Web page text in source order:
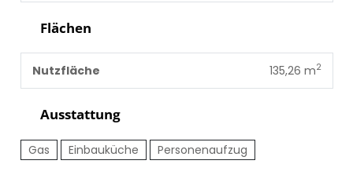
Flächen
Nutzfläche 135,26 m2
Ausstattung
Gas Einbauküche Personenaufzug